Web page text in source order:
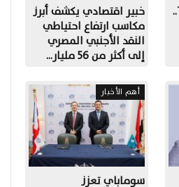
إطلاق منصة Tour4Cure..
خبير اقتصادي يكشف أبرز
مكاسب ارتفاع احتياطي
النقد الأجنبي المصري
إلى أكثر من 56 مليار…
أهم الأخبار
سوماباي تعزز